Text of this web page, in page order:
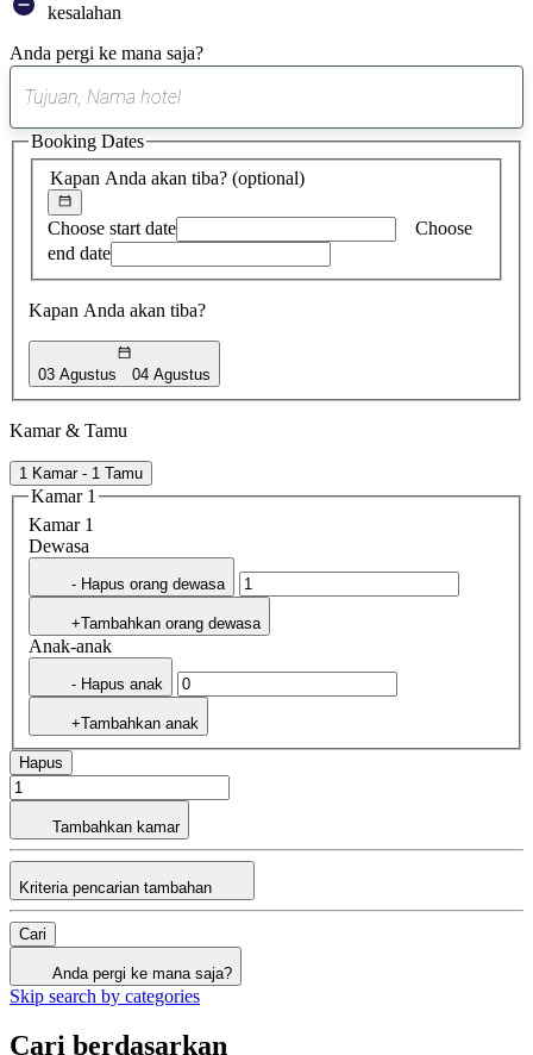
kesalahan
Anda pergi ke mana saja?
saran
ditemukan
Kapan Anda akan tiba? (optional)
Choose start date
Choose
end date
Kapan Anda akan tiba?
03 Agustus 04 Agustus
Booking Dates
Kamar & Tamu
1 Kamar - 1 Tamu
Kamar 1
Kamar 1
Dewasa
- Hapus orang dewasa
+Tambahkan orang dewasa
Anak-anak
- Hapus anak
+Tambahkan anak
Hapus
Tambahkan kamar
Kriteria pencarian tambahan
Cari
Anda pergi ke mana saja?
Skip search by categories
Cari berdasarkan